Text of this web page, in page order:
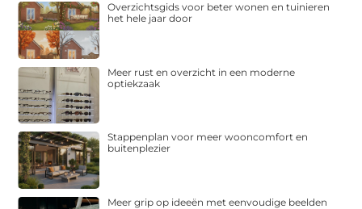
Overzichtsgids voor beter wonen en tuinieren
het hele jaar door
Meer rust en overzicht in een moderne
optiekzaak
Stappenplan voor meer wooncomfort en
buitenplezier
Meer grip op ideeën met eenvoudige beelden